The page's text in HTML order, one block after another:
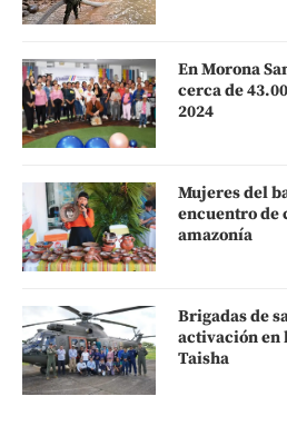
En Morona
cerca de
2024
Mujeres del
encuentro de
amazonía
Brigadas de
activación en
Taisha